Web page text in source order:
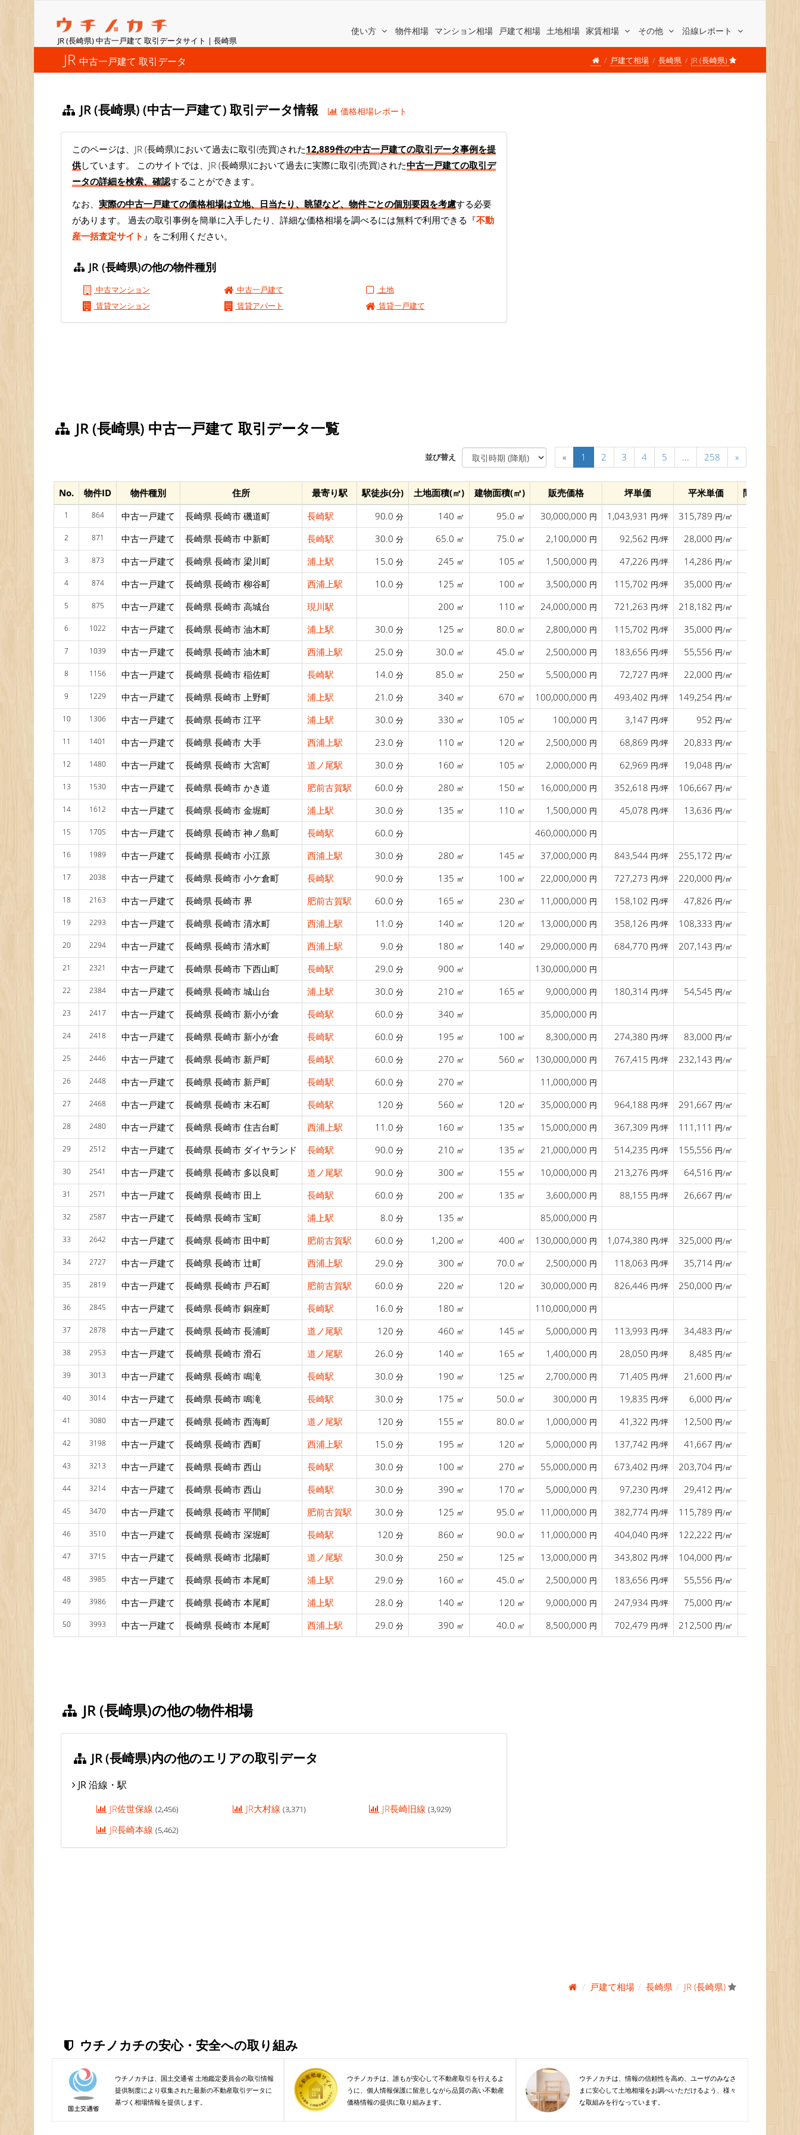
JR (長崎県) 中古一戸建て 取引データサイト | 長崎県
使い方 物件相場 マンション相場 戸建て相場 土地相場 家賃相場 その他 沿線レポート
JR 中古一戸建て 取引データ 戸建て相場 長崎県 JR (長崎県)
JR (長崎県) (中古一戸建て) 取引データ情報 価格相場レポート
このページは、JR (長崎県)において過去に取引(売買)された12,889件の中古一戸建ての取引データ事例を提
供しています。 このサイトでは、JR (長崎県)において過去に実際に取引(売買)された中古一戸建ての取引デ
ータの詳細を検索、確認することができます。
なお、 実際の中古一戸建ての価格相場は立地、日当たり、眺望など、物件ごとの個別要因を考慮する必要
があります。 過去の取引事例を簡単に入手したり、詳細な価格相場を調べるには無料で利用できる『不動
産一括査定サイト 』をご利用ください。
JR (長崎県)の他の物件種別
中古マンション 中古一戸建て
土地
賃貸マンション
賃貸アパート 賃貸一戸建て
JR (長崎県) 中古一戸建て 取引データ一覧
並び替え « 1 2 3 4 5 ... 258 »
No. 物件ID 物件種別 住所 最寄り駅 駅徒歩(分) 土地面積(㎡) 建物面積(㎡) 販売価格 坪単価 平米単価 間口(m)
1 864 中古一戸建て 長崎県 長崎市 磯道町 長崎駅 90.0 分 140 ㎡ 95.0 ㎡ 30,000,000 円 1,043,931 円/坪 315,789 円/㎡
2 871 中古一戸建て 長崎県 長崎市 中新町 長崎駅 30.0 分 65.0 ㎡ 75.0 ㎡ 2,100,000 円 92,562 円/坪 28,000 円/㎡
3 873 中古一戸建て 長崎県 長崎市 梁川町 浦上駅 15.0 分 245 ㎡ 105 ㎡ 1,500,000 円 47,226 円/坪 14,286 円/㎡
4 874 中古一戸建て 長崎県 長崎市 柳谷町 西浦上駅 10.0 分 125 ㎡ 100 ㎡ 3,500,000 円 115,702 円/坪 35,000 円/㎡
5 875 中古一戸建て 長崎県 長崎市 高城台 現川駅 200 ㎡ 110 ㎡ 24,000,000 円 721,263 円/坪 218,182 円/㎡
6 1022 中古一戸建て 長崎県 長崎市 油木町 浦上駅 30.0 分 125 ㎡ 80.0 ㎡ 2,800,000 円 115,702 円/坪 35,000 円/㎡
7 1039 中古一戸建て 長崎県 長崎市 油木町 西浦上駅 25.0 分 30.0 ㎡ 45.0 ㎡ 2,500,000 円 183,656 円/坪 55,556 円/㎡
8 1156 中古一戸建て 長崎県 長崎市 稲佐町 長崎駅 14.0 分 85.0 ㎡ 250 ㎡ 5,500,000 円 72,727 円/坪 22,000 円/㎡
9 1229 中古一戸建て 長崎県 長崎市 上野町 浦上駅 21.0 分 340 ㎡ 670 ㎡ 100,000,000 円 493,402 円/坪 149,254 円/㎡
10 1306 中古一戸建て 長崎県 長崎市 江平 浦上駅 30.0 分 330 ㎡ 105 ㎡ 100,000 円 3,147 円/坪 952 円/㎡
11 1401 中古一戸建て 長崎県 長崎市 大手 西浦上駅 23.0 分 110 ㎡ 120 ㎡ 2,500,000 円 68,869 円/坪 20,833 円/㎡
12 1480 中古一戸建て 長崎県 長崎市 大宮町 道ノ尾駅 30.0 分 160 ㎡ 105 ㎡ 2,000,000 円 62,969 円/坪 19,048 円/㎡
13 1530 中古一戸建て 長崎県 長崎市 かき道 肥前古賀駅 60.0 分 280 ㎡ 150 ㎡ 16,000,000 円 352,618 円/坪 106,667 円/㎡
14 1612 中古一戸建て 長崎県 長崎市 金堀町 浦上駅 30.0 分 135 ㎡ 110 ㎡ 1,500,000 円 45,078 円/坪 13,636 円/㎡
15 1705 中古一戸建て 長崎県 長崎市 神ノ島町 長崎駅 60.0 分 460,000,000 円
16 1989 中古一戸建て 長崎県 長崎市 小江原 西浦上駅 30.0 分 280 ㎡ 145 ㎡ 37,000,000 円 843,544 円/坪 255,172 円/㎡
17 2038 中古一戸建て 長崎県 長崎市 小ケ倉町 長崎駅 90.0 分 135 ㎡ 100 ㎡ 22,000,000 円 727,273 円/坪 220,000 円/㎡
18 2163 中古一戸建て 長崎県 長崎市 界 肥前古賀駅 60.0 分 165 ㎡ 230 ㎡ 11,000,000 円 158,102 円/坪 47,826 円/㎡
19 2293 中古一戸建て 長崎県 長崎市 清水町 西浦上駅 11.0 分 140 ㎡ 120 ㎡ 13,000,000 円 358,126 円/坪 108,333 円/㎡
20 2294 中古一戸建て 長崎県 長崎市 清水町 西浦上駅 9.0 分 180 ㎡ 140 ㎡ 29,000,000 円 684,770 円/坪 207,143 円/㎡
21 2321 中古一戸建て 長崎県 長崎市 下西山町 長崎駅 29.0 分 900 ㎡ 130,000,000 円
22 2384 中古一戸建て 長崎県 長崎市 城山台 浦上駅 30.0 分 210 ㎡ 165 ㎡ 9,000,000 円 180,314 円/坪 54,545 円/㎡
23 2417 中古一戸建て 長崎県 長崎市 新小が倉 長崎駅 60.0 分 340 ㎡ 35,000,000 円
24 2418 中古一戸建て 長崎県 長崎市 新小が倉 長崎駅 60.0 分 195 ㎡ 100 ㎡ 8,300,000 円 274,380 円/坪 83,000 円/㎡
25 2446 中古一戸建て 長崎県 長崎市 新戸町 長崎駅 60.0 分 270 ㎡ 560 ㎡ 130,000,000 円 767,415 円/坪 232,143 円/㎡
26 2448 中古一戸建て 長崎県 長崎市 新戸町 長崎駅 60.0 分 270 ㎡ 11,000,000 円
27 2468 中古一戸建て 長崎県 長崎市 末石町 長崎駅 120 分 560 ㎡ 120 ㎡ 35,000,000 円 964,188 円/坪 291,667 円/㎡
28 2480 中古一戸建て 長崎県 長崎市 住吉台町 西浦上駅 11.0 分 160 ㎡ 135 ㎡ 15,000,000 円 367,309 円/坪 111,111 円/㎡
29 2512 中古一戸建て 長崎県 長崎市 ダイヤランド 長崎駅 90.0 分 210 ㎡ 135 ㎡ 21,000,000 円 514,235 円/坪 155,556 円/㎡
30 2541 中古一戸建て 長崎県 長崎市 多以良町 道ノ尾駅 90.0 分 300 ㎡ 155 ㎡ 10,000,000 円 213,276 円/坪 64,516 円/㎡
31 2571 中古一戸建て 長崎県 長崎市 田上 長崎駅 60.0 分 200 ㎡ 135 ㎡ 3,600,000 円 88,155 円/坪 26,667 円/㎡
32 2587 中古一戸建て 長崎県 長崎市 宝町 浦上駅 8.0 分 135 ㎡ 85,000,000 円
33 2642 中古一戸建て 長崎県 長崎市 田中町 肥前古賀駅 60.0 分 1,200 ㎡ 400 ㎡ 130,000,000 円 1,074,380 円/坪 325,000 円/㎡
34 2727 中古一戸建て 長崎県 長崎市 辻町 西浦上駅 29.0 分 300 ㎡ 70.0 ㎡ 2,500,000 円 118,063 円/坪 35,714 円/㎡
35 2819 中古一戸建て 長崎県 長崎市 戸石町 肥前古賀駅 60.0 分 220 ㎡ 120 ㎡ 30,000,000 円 826,446 円/坪 250,000 円/㎡
36 2845 中古一戸建て 長崎県 長崎市 銅座町 長崎駅 16.0 分 180 ㎡ 110,000,000 円
37 2878 中古一戸建て 長崎県 長崎市 長浦町 道ノ尾駅 120 分 460 ㎡ 145 ㎡ 5,000,000 円 113,993 円/坪 34,483 円/㎡
38 2953 中古一戸建て 長崎県 長崎市 滑石 道ノ尾駅 26.0 分 140 ㎡ 165 ㎡ 1,400,000 円 28,050 円/坪 8,485 円/㎡
39 3013 中古一戸建て 長崎県 長崎市 鳴滝 長崎駅 30.0 分 190 ㎡ 125 ㎡ 2,700,000 円 71,405 円/坪 21,600 円/㎡
40 3014 中古一戸建て 長崎県 長崎市 鳴滝 長崎駅 30.0 分 175 ㎡ 50.0 ㎡ 300,000 円 19,835 円/坪 6,000 円/㎡
41 3080 中古一戸建て 長崎県 長崎市 西海町 道ノ尾駅 120 分 155 ㎡ 80.0 ㎡ 1,000,000 円 41,322 円/坪 12,500 円/㎡
42 3198 中古一戸建て 長崎県 長崎市 西町 西浦上駅 15.0 分 195 ㎡ 120 ㎡ 5,000,000 円 137,742 円/坪 41,667 円/㎡
43 3213 中古一戸建て 長崎県 長崎市 西山 長崎駅 30.0 分 100 ㎡ 270 ㎡ 55,000,000 円 673,402 円/坪 203,704 円/㎡
44 3214 中古一戸建て 長崎県 長崎市 西山 長崎駅 30.0 分 390 ㎡ 170 ㎡ 5,000,000 円 97,230 円/坪 29,412 円/㎡
45 3470 中古一戸建て 長崎県 長崎市 平間町 肥前古賀駅 30.0 分 125 ㎡ 95.0 ㎡ 11,000,000 円 382,774 円/坪 115,789 円/㎡
46 3510 中古一戸建て 長崎県 長崎市 深堀町 長崎駅 120 分 860 ㎡ 90.0 ㎡ 11,000,000 円 404,040 円/坪 122,222 円/㎡
47 3715 中古一戸建て 長崎県 長崎市 北陽町 道ノ尾駅 30.0 分 250 ㎡ 125 ㎡ 13,000,000 円 343,802 円/坪 104,000 円/㎡
48 3985 中古一戸建て 長崎県 長崎市 本尾町 浦上駅 29.0 分 160 ㎡ 45.0 ㎡ 2,500,000 円 183,656 円/坪 55,556 円/㎡
49 3986 中古一戸建て 長崎県 長崎市 本尾町 浦上駅 28.0 分 140 ㎡ 120 ㎡ 9,000,000 円 247,934 円/坪 75,000 円/㎡
50 3993 中古一戸建て 長崎県 長崎市 本尾町 西浦上駅 29.0 分 390 ㎡ 40.0 ㎡ 8,500,000 円 702,479 円/坪 212,500 円/㎡
JR (長崎県)の他の物件相場
JR (長崎県)内の他のエリアの取引データ
JR 沿線・駅
JR佐世保線(2,456) JR大村線(3,371) JR長崎旧線(3,929)
JR長崎本線(5,462)
戸建て相場 長崎県 JR (長崎県)
ウチノカチの安心・安全への取り組み
ウチノカチは、国土交通省 土地鑑定委員会の取引情報
提供制度により収集された最新の不動産取引データに
基づく相場情報を提供します。
ウチノカチは、誰もが安心して不動産取引を行えるよ
うに、個人情報保護に留意しながら品質の高い不動産
価格情報の提供に取り組みます。
ウチノカチは、情報の信頼性を高め、ユーザのみなさ
まに安心して土地相場をお調べいただけるよう、様々
な取組みを行なっています。